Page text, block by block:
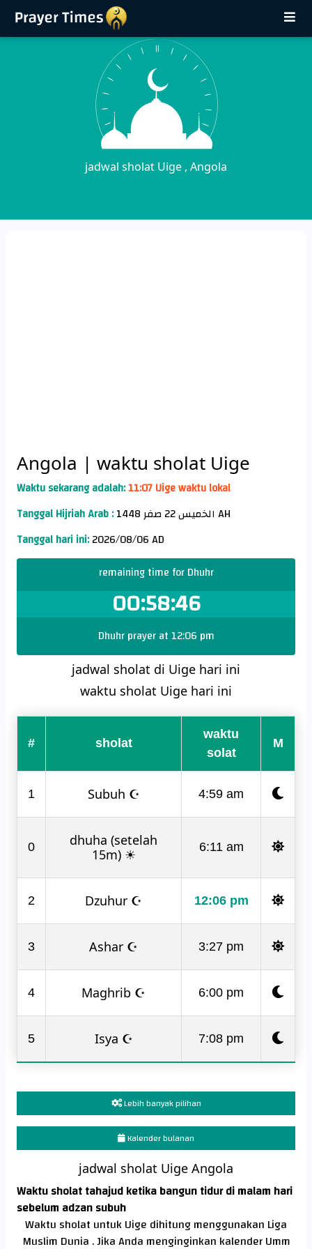
jadwal sholat Uige , Angola
Angola | waktu sholat Uige
Waktu sekarang adalah:11:07 Uige waktu lokal
Tanggal Hijriah Arab :
الخميس 22 صفر 1448 AH
Tanggal hari ini:2026/08/06 AD
remaining time for Dhuhr
00:58:45
Dhuhr prayer at 12:06 pm
jadwal sholat di Uige hari ini
waktu sholat Uige hari ini
# sholat
waktu
solat
M
1 Subuh ☪ 4:59 am
0
dhuha (setelah
15m) ☀
6:11 am
2 Dzuhur ☪ 12:06 pm
3 Ashar ☪ 3:27 pm
4 Maghrib ☪ 6:00 pm
5 Isya ☪ 7:08 pm
Lebih banyak pilihan
Kalender bulanan
jadwal sholat Uige Angola
Waktu sholat tahajud ketika bangun tidur di malam hari
sebelum adzan subuh
Waktu sholat untuk Uige dihitung menggunakan Liga
Muslim Dunia . Jika Anda menginginkan kalender Umm